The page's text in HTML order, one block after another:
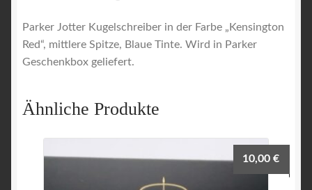
Parker Jotter Kugelschreiber in der Farbe „Kensington
Red“, mittlere Spitze, Blaue Tinte. Wird in Parker
Geschenkbox geliefert.
Ähnliche Produkte
10,00€